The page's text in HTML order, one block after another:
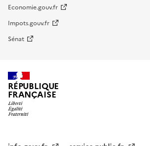
Economie.gouv.fr
Impots.gouv.fr
Sénat
RÉPUBLIQUE
FRANÇAISE